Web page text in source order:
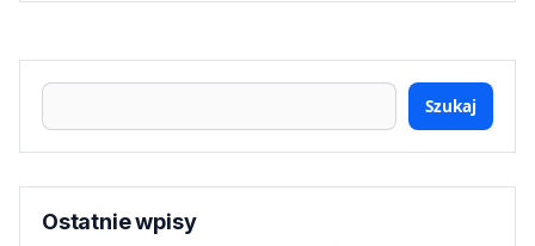
Szukaj
Ostatnie wpisy